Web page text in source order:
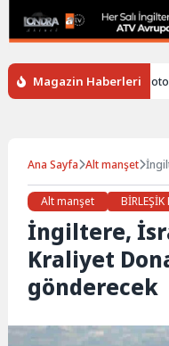
Magazin Haberleri
İngiltere’de oto
Ana Sayfa Alt manşet
Alt manşet
BİRLEŞİK
İngiltere,
Kraliyet
gönderecek